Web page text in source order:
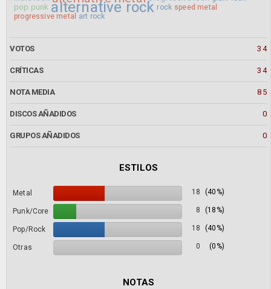
pop punk alternative rock rock speed metal
progressive metal
art rock
VOTOS 34
CRÍTICAS 34
NOTA MEDIA 85
DISCOS AÑADIDOS 0
GRUPOS AÑADIDOS 0
ESTILOS
Metal 18 (40%)
Punk/Core 8 (18%)
Pop/Rock 18 (40%)
Otras 0 (0%)
NOTAS